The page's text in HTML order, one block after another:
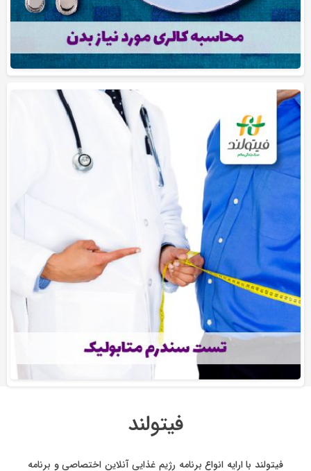
فیتولند
فیتولند با ارایه انواع برنامه رژیم غذایی آنلاین اختصاصیو برنامه